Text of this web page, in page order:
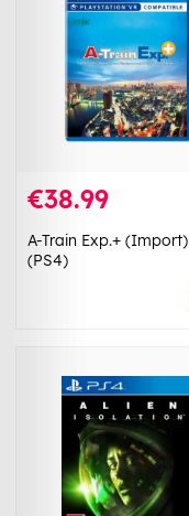
€38.99
A-Train Exp.+ (Import)
(PS4)